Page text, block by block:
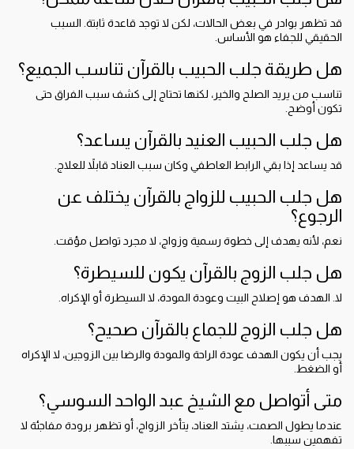
قد تظهر بوادر في بعض الحالات، لكن لا توجد قاعدة ثابتة. السبب
الحقيقي للجفاء هو الأساس.
هل طريقة جلب الحبيب بالقرآن تناسب الجميع؟
تناسب من يريد الصلح والخير، لكنها تحتاج إلى كشف سبب الفراق حتى
تكون أوضح.
هل جلب الحبيب العنيد بالقرآن يساعد؟
قد يساعد إذا بقي الرابط العاطفي وكان سبب العناد قابلاً للعلاج.
هل جلب الحبيب للزواج بالقرآن يختلف عن
الرجوع؟
نعم، لأنه يهدف إلى خطوة رسمية وزواج، لا مجرد تواصل مؤقت.
هل جلب الزوج بالقرآن يكون للسيطرة؟
لا. الهدف هو إصلاح البيت وعودة المودة، لا السيطرة أو الإكراه.
هل جلب الزوج للجماع بالقرآن صحيح؟
يجب أن يكون الهدف عودة الراحة والمودة والرضا بين الزوجين، لا الإكراه
أو الضغط.
متى أتواصل مع الشيخ عبد الواحد السوسي؟
عندما يطول الصمت، يشتد العناد، يتأخر الزواج، أو تظهر برودة مفاجئة لا
تفهمين سببها.